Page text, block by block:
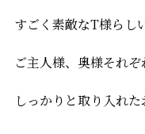
すごく素敵なT様らし
ご主人様、奥様それ
しっかりと取り入れ